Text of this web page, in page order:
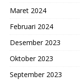
Maret 2024
Februari 2024
Desember 2023
Oktober 2023
September 2023